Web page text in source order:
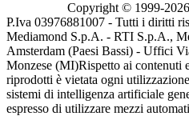
Copyright © 1999-2026
P.Iva 03976881007 - Tutti i diritti
Mediamond S.p.A. - RTI S.p.A.,
Amsterdam (Paesi Bassi) - Uffici
Monzese (MI)Rispetto ai contenuti
riprodotti è vietata ogni
sistemi di intelligenza artificiale
espresso di utilizzare mezzi